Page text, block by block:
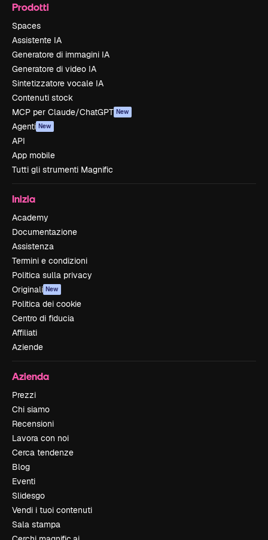
Prodotti
Spaces
Assistente IA
Generatore di immagini IA
Generatore di video IA
Sintetizzatore vocale IA
Contenuti stock
MCP per Claude/ChatGPT New
Agenti New
API
App mobile
Tutti gli strumenti Magnific
Inizia
Academy
Documentazione
Assistenza
Termini e condizioni
Politica sulla privacy
Originali New
Politica dei cookie
Centro di fiducia
Affiliati
Aziende
Azienda
Prezzi
Chi siamo
Recensioni
Lavora con noi
Cerca tendenze
Blog
Eventi
Slidesgo
Vendi i tuoi contenuti
Sala stampa